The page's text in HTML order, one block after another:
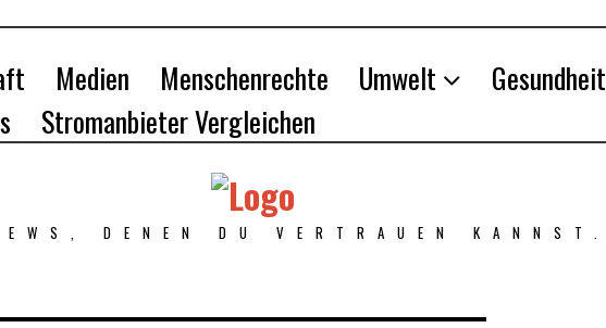
Medien Menschenrechte Umwelt
Gesundheit
Stromanbieter Vergleichen
DENEN DU VERTRAUEN KANNST.